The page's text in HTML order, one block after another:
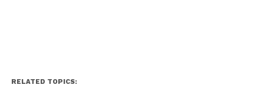
RELATED TOPICS: